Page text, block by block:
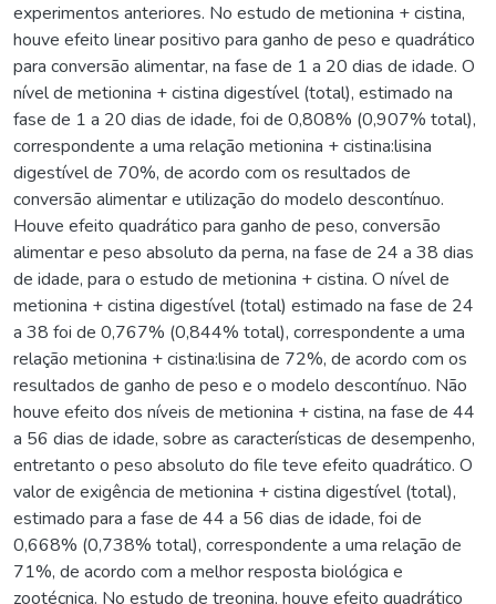
experimentos anteriores. No estudo de metionina + cistina,
houve efeito linear positivo para ganho de peso e quadrático
para conversão alimentar, na fase de 1 a 20 dias de idade. O
nível de metionina + cistina digestível (total), estimado na
fase de 1 a 20 dias de idade, foi de 0,808% (0,907% total),
correspondente a uma relação metionina + cistina:lisina
digestível de 70%, de acordo com os resultados de
conversão alimentar e utilização do modelo descontínuo.
Houve efeito quadrático para ganho de peso, conversão
alimentar e peso absoluto da perna, na fase de 24 a 38 dias
de idade, para o estudo de metionina + cistina. O nível de
metionina + cistina digestível (total) estimado na fase de 24
a 38 foi de 0,767% (0,844% total), correspondente a uma
relação metionina + cistina:lisina de 72%, de acordo com os
resultados de ganho de peso e o modelo descontínuo. Não
houve efeito dos níveis de metionina + cistina, na fase de 44
a 56 dias de idade, sobre as características de desempenho,
entretanto o peso absoluto do file teve efeito quadrático. O
valor de exigência de metionina + cistina digestível (total),
estimado para a fase de 44 a 56 dias de idade, foi de
0,668% (0,738% total), correspondente a uma relação de
71%, de acordo com a melhor resposta biológica e
zootécnica. No estudo de treonina, houve efeito quadrático